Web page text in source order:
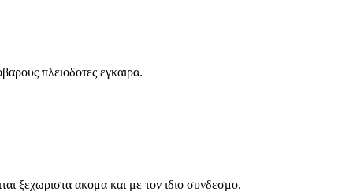
πλειοδοτες εγκαιρα.
ξεχωριστα ακομα και με τον ιδιο συνδεσμο.